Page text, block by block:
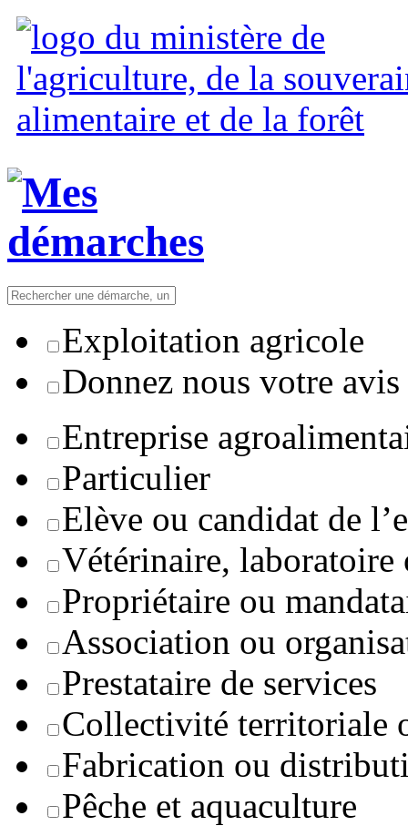
Exploitation agricole
Donnez nous votre avis
Entreprise
Particulier
Elève ou candidat de
Vétérinaire, laboratoire
Propriétaire ou
Association ou
Prestataire de services
Collectivité territoriale
Fabrication ou
Pêche et aquaculture